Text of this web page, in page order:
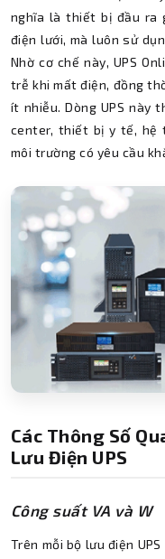
nghĩa là thiết bị đầu ra
điện lưới, mà luôn sử
Nhờ cơ chế này, UPS
trễ khi mất điện, đồng
ít nhiễu. Dòng UPS này
center, thiết bị y tế, hệ
môi trường có yêu cầu
Các Thông Số
Lưu Điện UPS
Công suất VA và W
Trên mỗi bộ lưu điện